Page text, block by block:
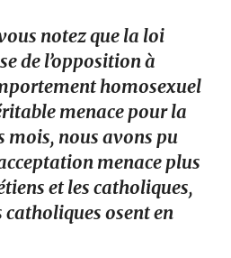
notez que la loi
de l’opposition à
homosexuel
menace pour la
mois, nous avons pu
menace plus
et les catholiques,
catholiques osent en